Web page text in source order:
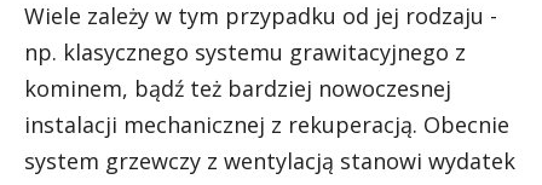
Wiele zależy w tym przypadku od jej rodzaju -
np. klasycznego systemu grawitacyjnego z
kominem, bądź też bardziej nowoczesnej
instalacji mechanicznej z rekuperacją. Obecnie
system grzewczy z wentylacją stanowi wydatek